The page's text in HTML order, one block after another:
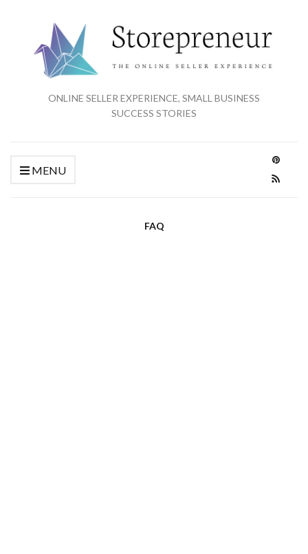
ONLINE SELLER EXPERIENCE, SMALL BUSINESS
SUCCESS STORIES
MENU
FAQ